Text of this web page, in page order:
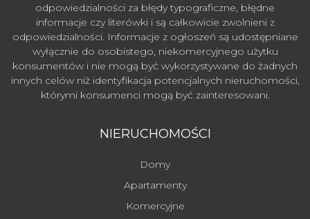
odpowiedzialności za błędy typograficzne, błędne
informacje czy literówki i są całkowicie zwolnieni z
odpowiedzialności. Informacje z ogłoszeń są udostępniane
wyłącznie do osobistego, niekomercyjnego użytku
konsumentów i nie mogą być wykorzystywane do żadnych
innych celów niż identyfikacja potencjalnych nieruchomości,
którymi konsumenci mogą być zainteresowani.
NIERUCHOMOŚCI
Domy
Apartamenty
Komercyjne